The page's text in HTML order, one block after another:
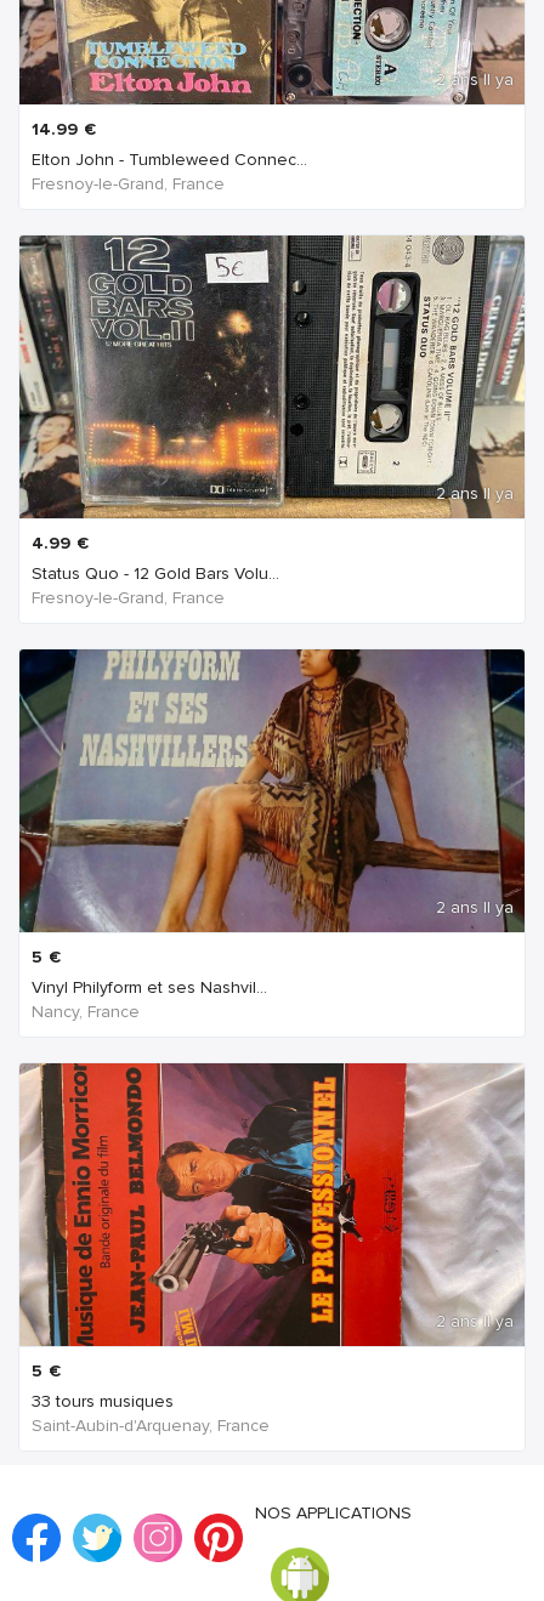
2 ans Il ya
14.99 €
Elton John - Tumbleweed Connec...
Fresnoy-le-Grand, France
2 ans Il ya
4.99 €
Status Quo - 12 Gold Bars Volu...
Fresnoy-le-Grand, France
2 ans Il ya
5 €
Vinyl Philyform et ses Nashvil...
Nancy, France
2 ans Il ya
5 €
33 tours musiques
Saint-Aubin-d'Arquenay, France
NOS APPLICATIONS